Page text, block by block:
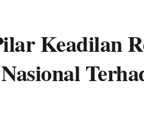
Keadilan